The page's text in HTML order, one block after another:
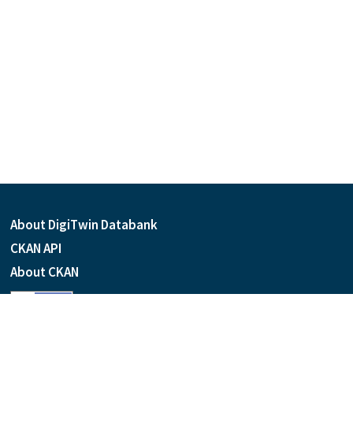
About DigiTwin Databank
CKAN API
About CKAN